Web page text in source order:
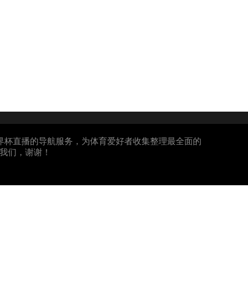
直播的导航服务，为体育爱好者收集整理最全面的
们，谢谢！